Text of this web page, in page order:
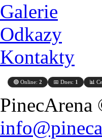
Galerie
Odkazy
Kontakty
🟢 Online: 2 📅 Dnes: 1 📊
PinecArena